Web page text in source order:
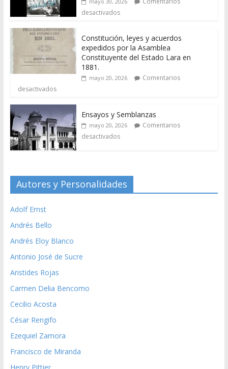
desactivados
Constitución, leyes y acuerdos
expedidos por la Asamblea
Constituyente del Estado Lara en
1881.
mayo 20, 2026
Comentarios
desactivados
Ensayos y Semblanzas
mayo 20, 2026
Comentarios
desactivados
Autores y Personalidades
Adolf Ernst
Andrés Bello
Andrés Eloy Blanco
Antonio José de Sucre
Aristides Rojas
Carmen Delia Bencomo
Cecilio Acosta
César Rengifo
Ezequiel Zamora
Francisco de Miranda
Henry Pittier